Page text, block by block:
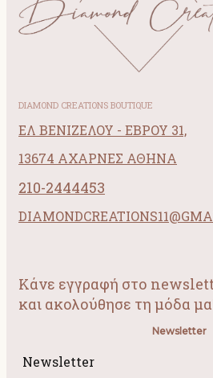
DIAMOND CREATIONS BOUTIQUE
ΕΛ ΒΕΝΙΖΕΛΟΥ - ΕΒΡΟΥ 31,
13674 ΑΧΑΡΝΕΣ ΑΘΗΝΑ
210-2444453
Κάνε εγγραφή στο
και ακολούθησε τη μόδα
Newsletter
Newsletter